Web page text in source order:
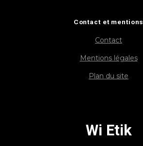
Contact et mentions
Contact
Mentions légales
Plan du site
Wi Etik